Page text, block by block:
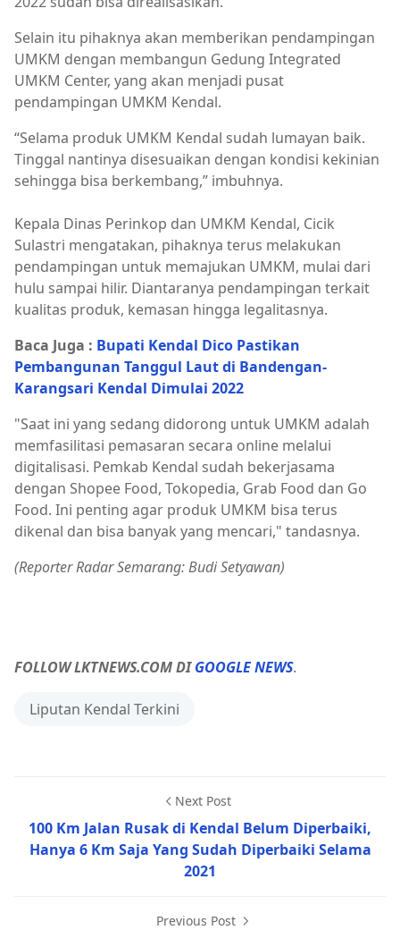
Selain itu pihaknya akan memberikan pendampingan
UMKM dengan membangun Gedung Integrated
UMKM Center, yang akan menjadi pusat
pendampingan UMKM Kendal.
“Selama produk UMKM Kendal sudah lumayan baik.
Tinggal nantinya disesuaikan dengan kondisi kekinian
sehingga bisa berkembang,” imbuhnya.
Kepala Dinas Perinkop dan UMKM Kendal, Cicik
Sulastri mengatakan, pihaknya terus melakukan
pendampingan untuk memajukan UMKM, mulai dari
hulu sampai hilir. Diantaranya pendampingan terkait
kualitas produk, kemasan hingga legalitasnya.
Baca Juga : Bupati Kendal Dico Pastikan
Pembangunan Tanggul Laut di Bandengan-
Karangsari Kendal Dimulai 2022
"Saat ini yang sedang didorong untuk UMKM adalah
memfasilitasi pemasaran secara online melalui
digitalisasi. Pemkab Kendal sudah bekerjasama
dengan Shopee Food, Tokopedia, Grab Food dan Go
Food. Ini penting agar produk UMKM bisa terus
dikenal dan bisa banyak yang mencari," tandasnya.
(Reporter Radar Semarang: Budi Setyawan)
FOLLOW LKTNEWS.COM DIGOOGLE NEWS.
Liputan Kendal Terkini
Next Post
100 Km Jalan Rusak di Kendal Belum Diperbaiki,
Hanya 6 Km Saja Yang Sudah Diperbaiki Selama
2021
Previous Post